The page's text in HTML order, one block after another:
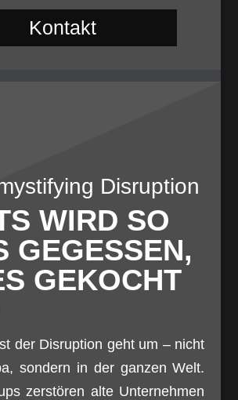
Kontakt
Disruption
WIRD SO
W
W
der Disruption geht um – nicht
sondern in der ganzen Welt.
zerstören alte Unternehmen